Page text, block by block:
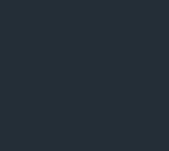
kanalinis blokas TCL
neturime.